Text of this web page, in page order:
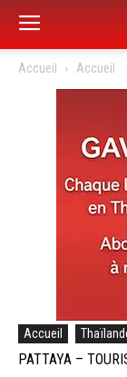
Accueil Accueil
Accueil
PATTAYA –